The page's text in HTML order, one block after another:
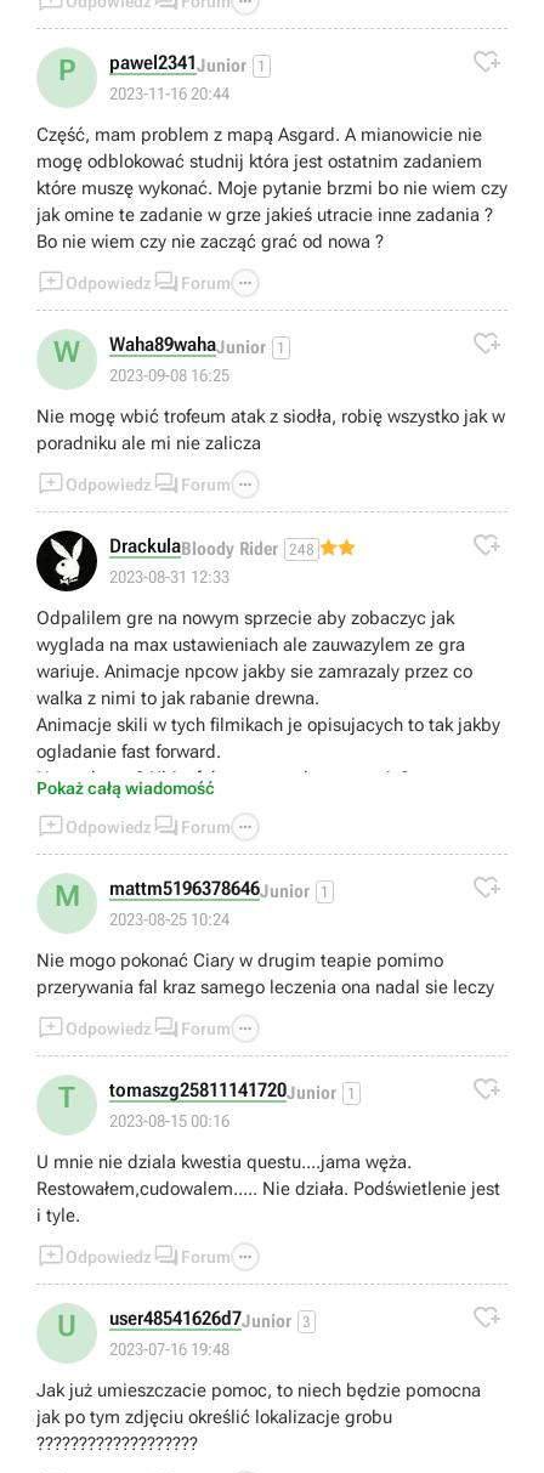
P pawel2341Junior 1
2023-11-16 20:44

Część, mam problem z mapą Asgard. A mianowicie nie
mogę odblokować studnij która jest ostatnim zadaniem
które muszę wykonać. Moje pytanie brzmi bo nie wiem czy
jak omine te zadanie w grze jakieś utracie inne zadania ?
Bo nie wiem czy nie zacząć grać od nowa ?
Odpowiedz  Forum 
W Waha89wahaJunior 1
2023-09-08 16:25

Nie mogę wbić trofeum atak z siodła, robię wszystko jak w
poradniku ale mi nie zalicza
Odpowiedz  Forum 
DrackulaBloody Rider 248
2023-08-31 12:33

Odpalilem gre na nowym sprzecie aby zobaczyc jak
wyglada na max ustawieniach ale zauwazylem ze gra
wariuje. Animacje npcow jakby sie zamrazaly przez co
walka z nimi to jak rabanie drewna.
Animacje skili w tych filmikach je opisujacych to tak jakby
ogladanie fast forward.
Normalne to? Ubisoft komentowal ta sytuacje?
Pokaż całą wiadomość
Odpowiedz  Forum 
M mattm5196378646Junior 1
2023-08-25 10:24

Nie mogo pokonać Ciary w drugim teapie pomimo
przerywania fal kraz samego leczenia ona nadal sie leczy
Odpowiedz  Forum 
T tomaszg25811141720Junior 1
2023-08-15 00:16

U mnie nie dziala kwestia questu....jama węża.
Restowałem,cudowalem..... Nie działa. Podświetlenie jest
i tyle.
Odpowiedz  Forum 
U user48541626d7Junior 3
2023-07-16 19:48

Jak już umieszczacie pomoc, to niech będzie pomocna
jak po tym zdjęciu określić lokalizacje grobu
???????????????????